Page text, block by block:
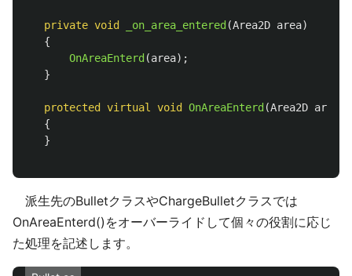
private void _on_area_entered (Area2D area)
{
OnAreaEnterd (area);
}
protected virtual void OnAreaEnterd (Area2D area
{
}
派生先のBulletクラスやChargeBulletクラスでは
OnAreaEnterd()をオーバーライドして個々の役割に応じ
た処理を記述します。